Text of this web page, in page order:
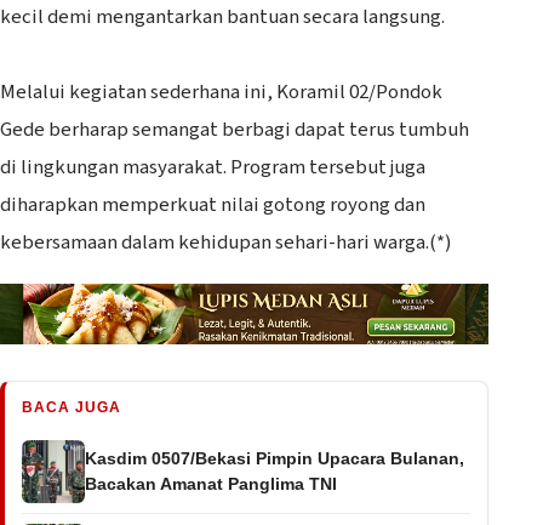
kecil demi mengantarkan bantuan secara langsung.
‎Melalui kegiatan sederhana ini, Koramil 02/Pondok
Gede berharap semangat berbagi dapat terus tumbuh
di lingkungan masyarakat. Program tersebut juga
diharapkan memperkuat nilai gotong royong dan
kebersamaan dalam kehidupan sehari-hari warga.(*)
BACA JUGA
Kasdim 0507/Bekasi Pimpin Upacara Bulanan,
Bacakan Amanat Panglima TNI